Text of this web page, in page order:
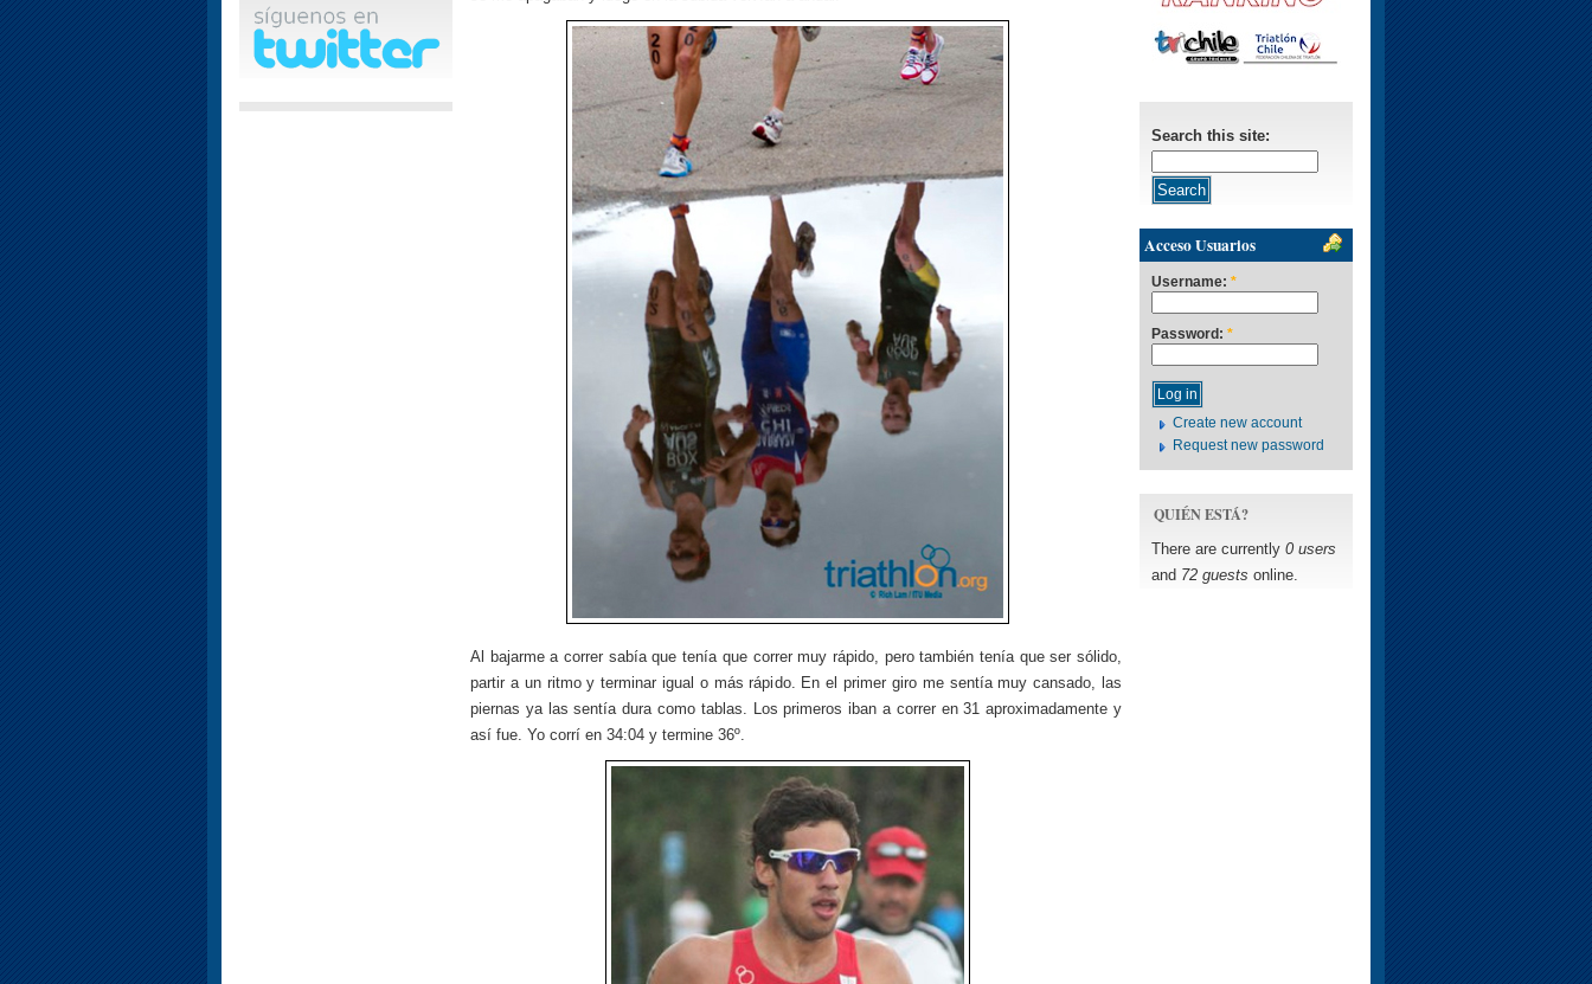
Al bajarme a correr sabía que tenía que correr muy rápido, pero también tenía que ser sólido,
partir a un ritmo y terminar igual o más rápido. En el primer giro me sentía muy cansado, las
piernas ya las sentía dura como tablas. Los primeros iban a correr en 31 aproximadamente y
así fue. Yo corrí en 34:04 y termine 36º.
Search this site:
Acceso Usuarios
Username: *
Password: *
Create new account
Request new password
QUIÉN ESTÁ?
There are currently 0 users
and 72 guests online.